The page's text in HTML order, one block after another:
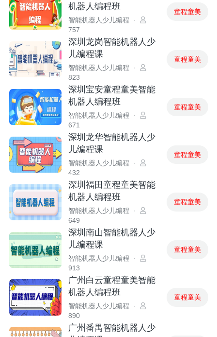
机器人编程班
智能机器人少儿编程
·
757
童程童美
深圳龙岗智能机器人少
儿编程课
智能机器人少儿编程
·
823
童程童美
深圳宝安童程童美智能
机器人编程班
智能机器人少儿编程
·
671
童程童美
深圳龙华智能机器人少
儿编程课
智能机器人少儿编程
·
432
童程童美
深圳福田童程童美智能
机器人编程班
智能机器人少儿编程
·
649
童程童美
深圳南山智能机器人少
儿编程课
智能机器人少儿编程
·
913
童程童美
广州白云童程童美智能
机器人编程班
智能机器人少儿编程
·
890
童程童美
广州番禺智能机器人少